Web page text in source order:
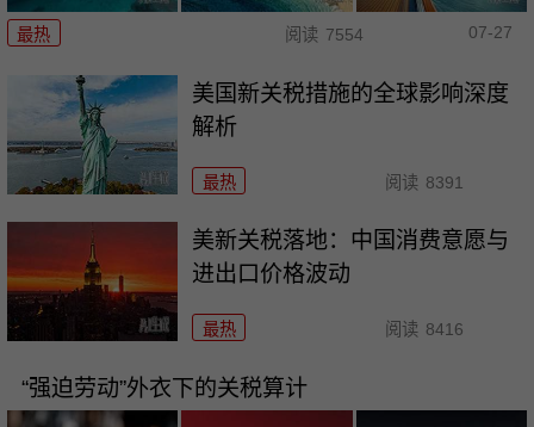
最热 阅读 7554 07-27
美国新关税措施的全球影响深度
解析
最热 阅读 8391
美新关税落地：中国消费意愿与
进出口价格波动
最热 阅读 8416
“强迫劳动”外衣下的关税算计